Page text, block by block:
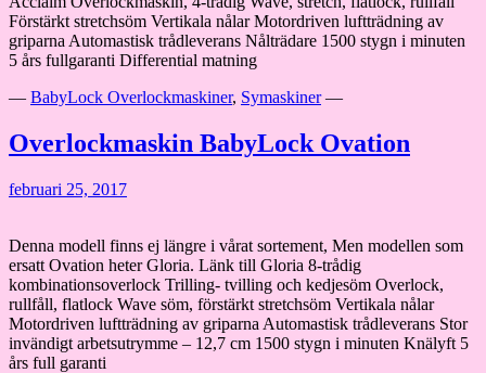
Förstärkt stretchsöm Vertikala nålar Motordriven luftträdning av
griparna Automastisk trådleverans Nålträdare 1500 stygn i minuten
5 års fullgaranti Differential matning
— BabyLock Overlockmaskiner, Symaskiner—
Overlockmaskin BabyLock Ovation
februari 25, 2017
Denna modell finns ej längre i vårat sortement, Men modellen som
ersatt Ovation heter Gloria. Länk till Gloria 8-trådig
kombinationsoverlock Trilling- tvilling och kedjesöm Overlock,
rullfåll, flatlock Wave söm, förstärkt stretchsöm Vertikala nålar
Motordriven luftträdning av griparna Automastisk trådleverans Stor
invändigt arbetsutrymme – 12,7 cm 1500 stygn i minuten Knälyft 5
års full garanti